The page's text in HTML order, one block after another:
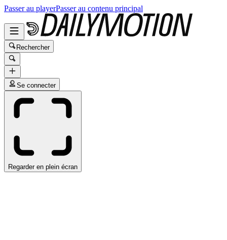
Passer au playerPasser au contenu principal
Rechercher
Se connecter
Regarder en plein écran